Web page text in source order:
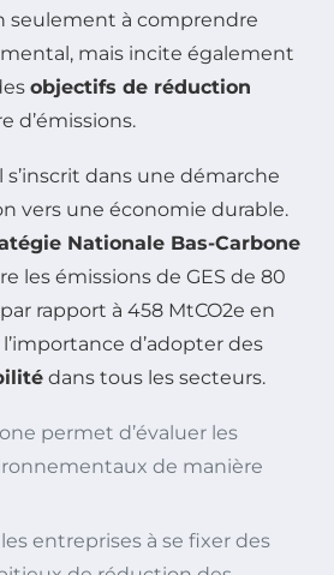
seulement à comprendre
mais incite également
objectifs de réduction
d’émissions.
s’inscrit dans une démarche
vers une économie durable.
Nationale Bas-Carbone
les émissions de GES de 80
rapport à 458 MtCO2e en
d’adopter des
dans tous les secteurs.
permet d’évaluer les
de manière
entreprises à se fixer des